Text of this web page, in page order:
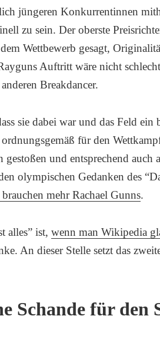
jüngeren Konkurrentinnen
zu sein. Der oberste
Wettbewerb gesagt,
Auftritt wäre nicht
Breakdancer.
sie dabei war und das Feld ein
für den
gestoßen und entsprechend auch
olympischen Gedanken des
mehr Rachael Gunns.
alles” ist,wenn man Wikipedia
An dieser Stelle setzt das
Schande für den